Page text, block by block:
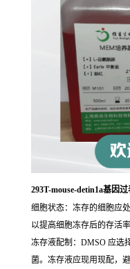
293T-mouse-detin1a基因
细胞状态：冻存的细胞应
以提高细胞冻存后的存活率
冻存液配制：DMSO 应选
菌。冻存液应现用现配，